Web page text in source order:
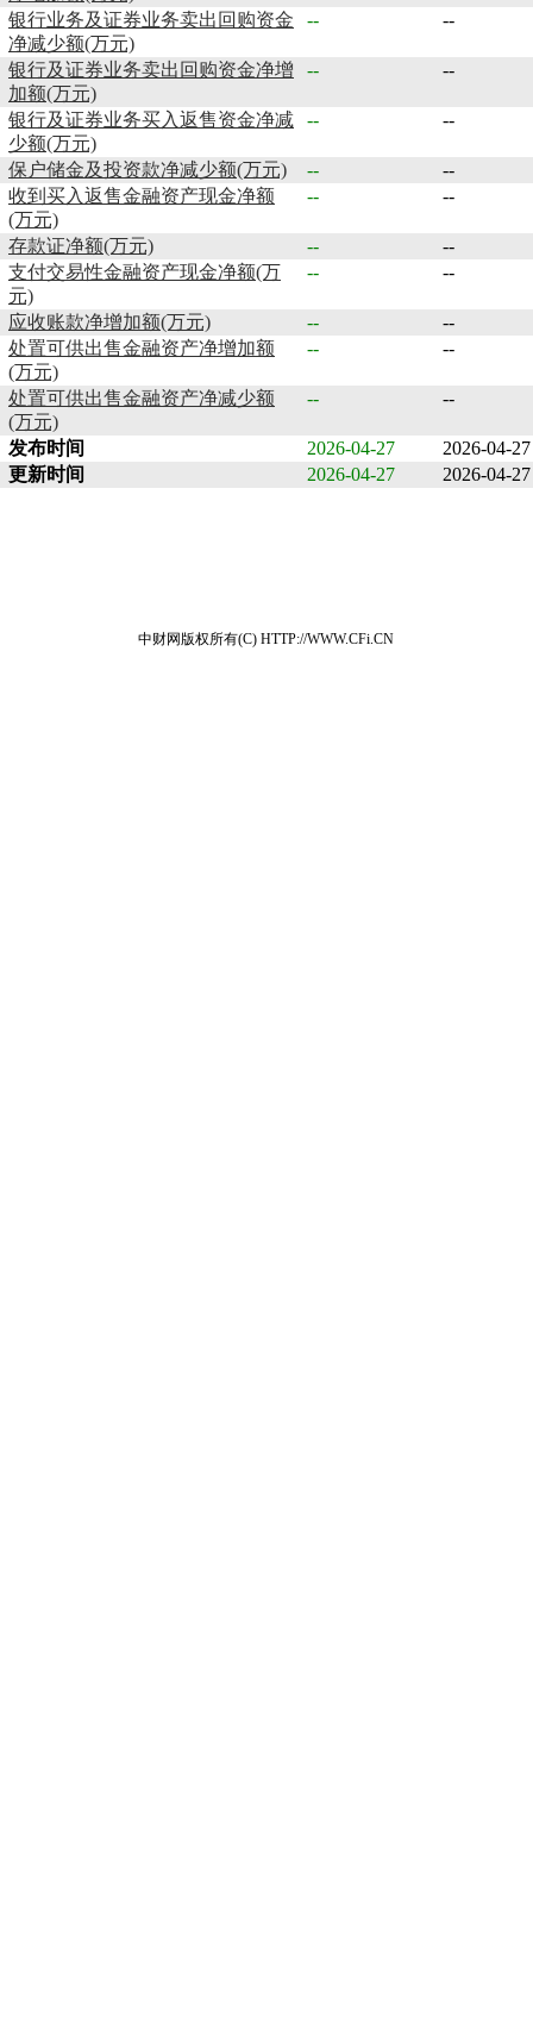
银行业务及证券业务卖出回购资金
净减少额(万元)
-- --
银行及证券业务卖出回购资金净增
加额(万元)
-- --
银行及证券业务买入返售资金净减
少额(万元)
-- --
保户储金及投资款净减少额(万元) --
--
收到买入返售金融资产现金净额
(万元)
-- --
存款证净额(万元) --
--
支付交易性金融资产现金净额(万
元)
-- --
应收账款净增加额(万元) --
--
处置可供出售金融资产净增加额
(万元)
-- --
处置可供出售金融资产净减少额
(万元)
-- --
发布时间 2026-04-27
2026-04-27
更新时间
2026-04-27 2026-04-27
中财网版权所有(C) HTTP://WWW.CFi.CN